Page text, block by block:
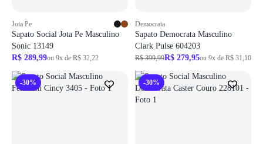
Jota Pe
Sapato Social Jota Pe Masculino
Sonic 13149
R$ 289,99ou 9x de R$ 32,22
Democrata
Sapato Democrata Masculino
Clark Pulse 604203
R$ 399,99R$ 279,95ou 9x de R$ 31,10
-30% -30%